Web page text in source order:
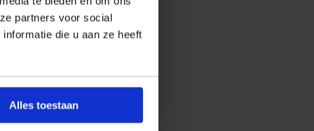
partners voor social
die u aan ze heeft
Alles toestaan